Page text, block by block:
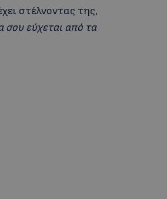
στέλνοντας της,
σου εύχεται από τα